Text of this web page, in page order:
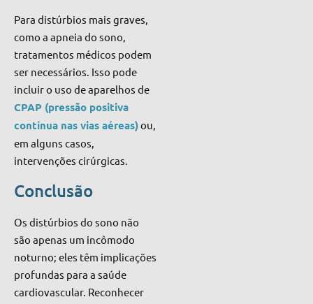
Para distúrbios mais graves,
como a apneia do sono,
tratamentos médicos podem
ser necessários. Isso pode
incluir o uso de aparelhos de
CPAP (pressão positiva
contínua nas vias aéreas)ou,
em alguns casos,
intervenções cirúrgicas.
Conclusão
Os distúrbios do sono não
são apenas um incômodo
noturno; eles têm implicações
profundas para a saúde
cardiovascular. Reconhecer